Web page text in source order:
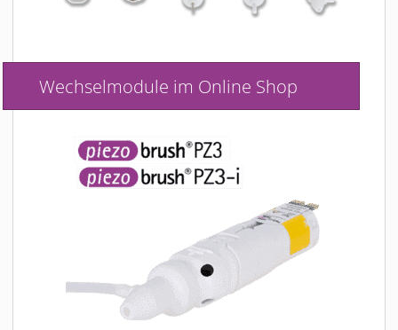
Wechselmodule im Online Shop